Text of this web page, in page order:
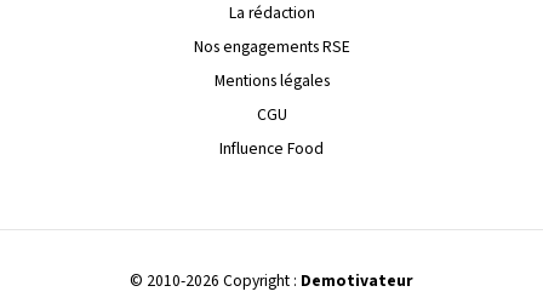
La rédaction
Nos engagements RSE
Mentions légales
CGU
Influence Food
© 2010-2026 Copyright : Demotivateur